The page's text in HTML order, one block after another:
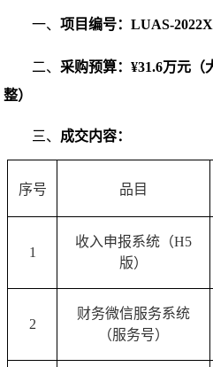
一、 项目编号： LUAS-
二、 采购预算： ¥31.6万元（
整）
三、 成交内容：
序号 品目
1
收入申报系统（H5
版）
2
财务微信服务系统
（服务号）